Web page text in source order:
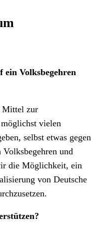
ein Volksbegehren
Mittel zur
vielen
selbst etwas gegen
und
die Möglichkeit, ein
von Deutsche